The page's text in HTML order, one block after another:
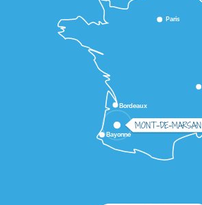
Bordeaux
Paris
Bayonne
MONT-DE-MARSAN